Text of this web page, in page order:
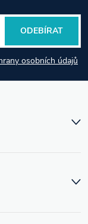
osobních údajů
ODEBÍRAT